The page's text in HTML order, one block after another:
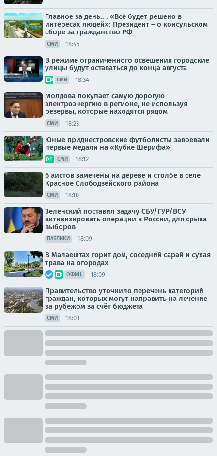
Главное за день:. . «Всё будет решено в
интересах людей»: Президент – о консульском
сборе за гражданство РФ
СМИ 18:45
В режиме ограниченного освещения городские
улицы будут оставаться до конца августа
СМИ 18:34
Молдова покупает самую дорогую
электроэнергию в регионе, не используя
резервы, которые находятся рядом
СМИ 18:23
Юные приднестровские футболисты завоевали
первые медали на «Кубке Шерифа»
СМИ 18:12
6 аистов замечены на дереве и столбе в селе
Красное Слободзейского района
СМИ 18:10
Зеленский поставил задачу СБУ/ГУР/ВСУ
активизировать операции в России, для срыва
выборов
ПАБЛИКИ 18:09
В Малаештах горит дом, соседний сарай и сухая
трава на огородах
ОФИЦ. 18:09
Правительство уточнило перечень категорий
граждан, которых могут направить на лечение
за рубежом за счёт бюджета
СМИ 18:03